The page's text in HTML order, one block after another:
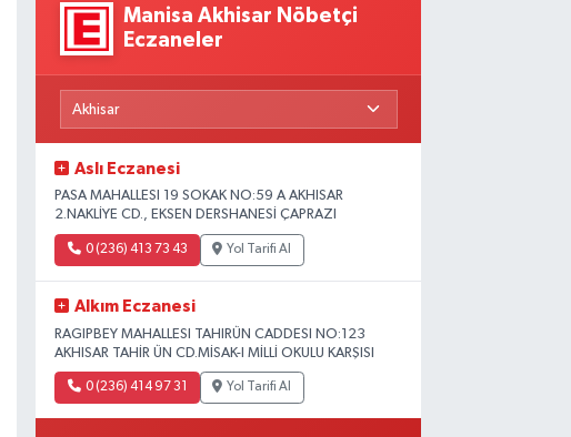
Manisa Akhisar Nöbetçi
Eczaneler
Aslı Eczanesi
PASA MAHALLESI 19 SOKAK NO:59 A AKHISAR
2.NAKLİYE CD., EKSEN DERSHANESİ ÇAPRAZI
0 (236) 413 73 43 Yol Tarifi Al
Alkım Eczanesi
RAGIPBEY MAHALLESI TAHIRÜN CADDESI NO:123
AKHISAR TAHİR ÜN CD.MİSAK-I MİLLİ OKULU KARŞISI
0 (236) 414 97 31 Yol Tarifi Al